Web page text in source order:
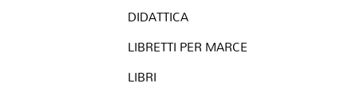
DIDATTICA
LIBRETTI PER MARCE
LIBRI